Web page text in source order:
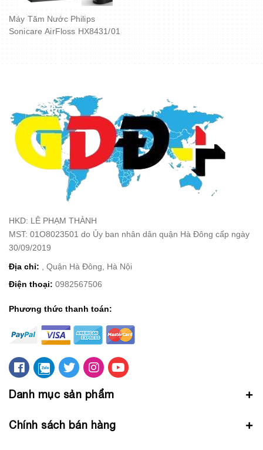
Máy Tăm Nước Philips
Sonicare AirFloss HX8431/01
HKD: LÊ PHẠM THÀNH
MST: 01O8023501 do Ủy ban nhân dân quận Hà Đông cấp ngày
30/09/2019
Địa chỉ: , Quận Hà Đông, Hà Nội
Điện thoại: 0982567506
Phương thức thanh toán:
Danh mục sản phẩm
Chính sách bán hàng